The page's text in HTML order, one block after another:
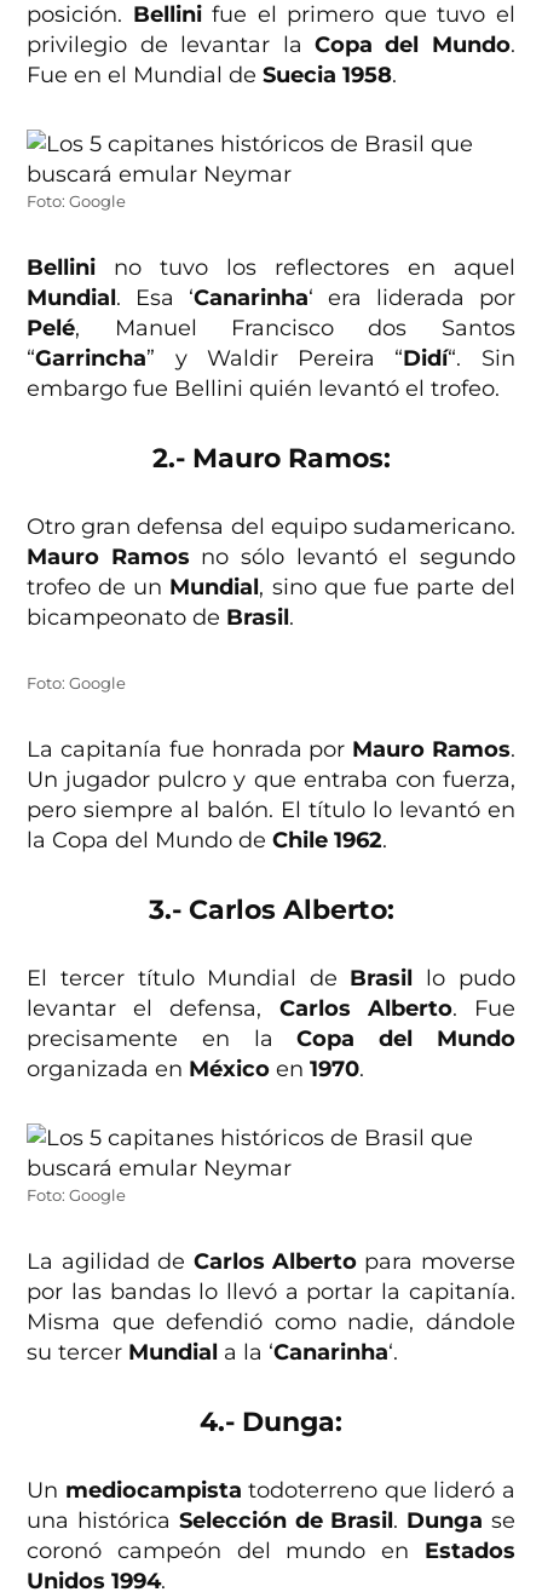
posición. Bellinifue el primero que tuvo el
privilegio de levantar la Copa del Mundo.
Fue en el Mundial deSuecia 1958.
Foto: Google
Bellini no tuvo los reflectores en aquel
Mundial. Esa ‘Canarinha‘ era liderada por
Pelé, Manuel Francisco dos Santos
“Garrincha” y Waldir Pereira “Didí“. Sin
embargo fue Bellini quién levantó el trofeo.
2.- Mauro Ramos:
Otro gran defensa del equipo sudamericano.
Mauro Ramos no sólo levantó el segundo
trofeo de un Mundial, sino que fue parte del
bicampeonato de Brasil.
Foto: Google
La capitanía fue honrada por Mauro Ramos.
Un jugador pulcro y que entraba con fuerza,
pero siempre al balón. El título lo levantó en
la Copa del Mundo deChile 1962.
3.- Carlos Alberto:
El tercer título Mundial de Brasil lo pudo
levantar el defensa, Carlos Alberto. Fue
precisamente en laCopa del Mundo
organizada en México en1970.
Foto: Google
La agilidad de Carlos Albertopara moverse
por las bandas lo llevó a portar la capitanía.
Misma que defendió como nadie, dándole
su tercer Mundial a la ‘Canarinha‘.
4.- Dunga:
Un mediocampista todoterreno que lideró a
una histórica Selección de Brasil. Dunga se
coronó campeón del mundo en Estados
Unidos 1994.